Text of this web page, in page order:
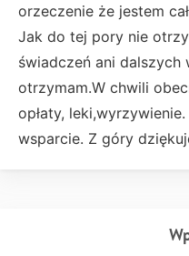
orzeczenie że jestem
Jak do tej pory nie
świadczeń ani dalszych
otrzymam.W chwili
opłaty,
wsparcie. Z góry